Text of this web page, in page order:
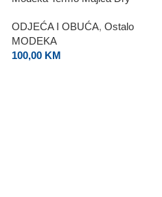
ODJEĆA I OBUĆA, Ostalo
MODEKA
100,00 KM